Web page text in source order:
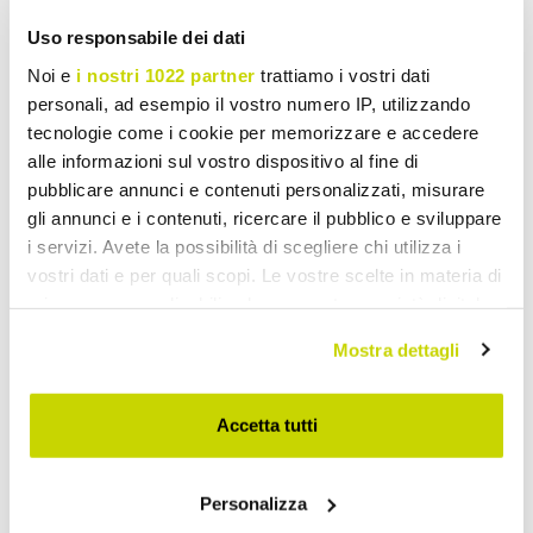
Uso responsabile dei dati
Noi e i nostri 1022 partner trattiamo i vostri dati
personali, ad esempio il vostro numero IP, utilizzando
tecnologie come i cookie per memorizzare e accedere
alle informazioni sul vostro dispositivo al fine di
pubblicare annunci e contenuti personalizzati, misurare
gli annunci e i contenuti, ricercare il pubblico e sviluppare
i servizi. Avete la possibilità di scegliere chi utilizza i
vostri dati e per quali scopi. Le vostre scelte in materia di
modificare o revocare il proprio consenso in qualsiasi
momento dalla Dichiarazione sui cookie o facendo clic
sull'icona di attivazione della privacy.
raccogliere informazioni sulla tua posizione
Mostra dettagli
Accetta tutti
Personalizza